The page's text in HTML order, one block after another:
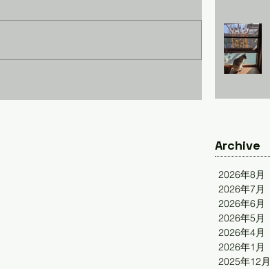
Archive
2026年8月
2026年7月
2026年6月
2026年5月
2026年4月
2026年1月
2025年12月